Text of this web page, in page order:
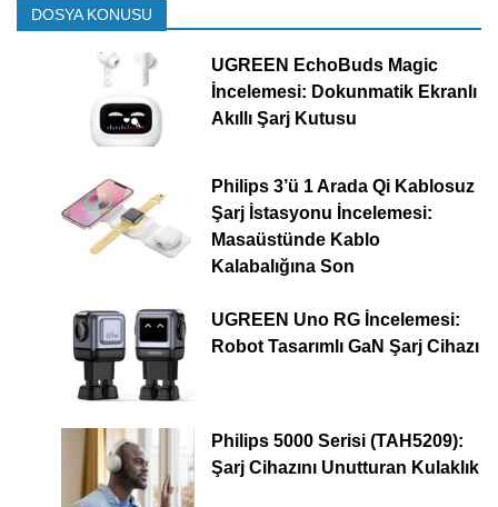
DOSYA KONUSU
UGREEN EchoBuds Magic
İncelemesi: Dokunmatik Ekranlı
Akıllı Şarj Kutusu
Philips 3’ü 1 Arada Qi Kablosuz
Şarj İstasyonu İncelemesi:
Masaüstünde Kablo
Kalabalığına Son
UGREEN Uno RG İncelemesi:
Robot Tasarımlı GaN Şarj Cihazı
Philips 5000 Serisi (TAH5209):
Şarj Cihazını Unutturan Kulaklık